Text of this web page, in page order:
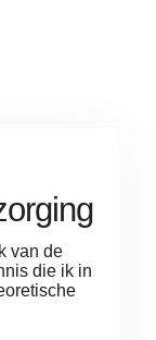
van de
die ik in